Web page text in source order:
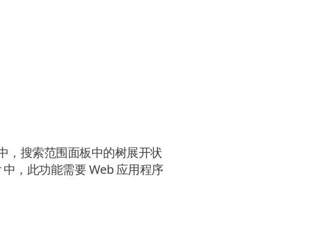
，搜索范围面板中的树展开状
，此功能需要 Web 应用程序